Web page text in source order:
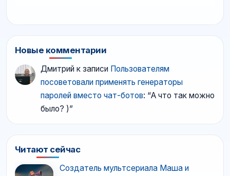
Новые комментарии
Дмитрий к записи Пользователям
посоветовали применять генераторы
паролей вместо чат-ботов: “А что так можно
было? )”
Читают сейчас
Создатель мультсериала Маша и